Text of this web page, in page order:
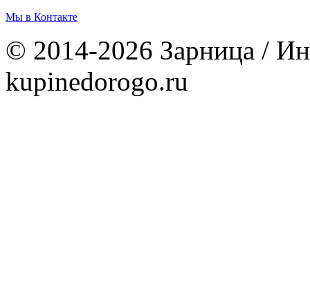
Мы в Контакте
© 2014-2026 Зарница /
kupinedorogo.ru